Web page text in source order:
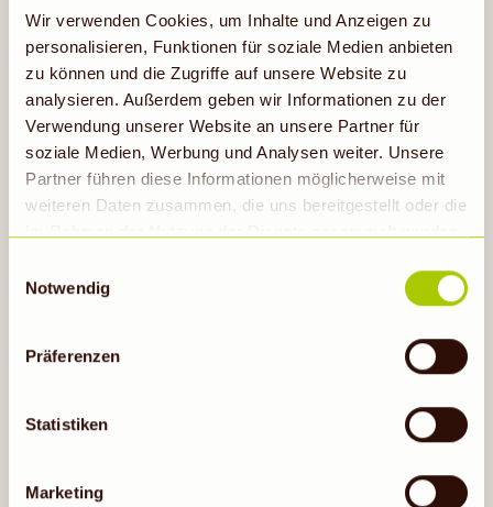
Wir verwenden Cookies, um Inhalte und Anzeigen zu
personalisieren, Funktionen für soziale Medien anbieten
zu können und die Zugriffe auf unsere Website zu
analysieren. Außerdem geben wir Informationen zu der
Verwendung unserer Website an unsere Partner für
soziale Medien, Werbung und Analysen weiter. Unsere
Partner führen diese Informationen möglicherweise mit
weiteren Daten zusammen, die uns bereitgestellt oder die
erhobenen Daten in den USA durch Google: Unsere
Informationen hierzu findest du unter Datenschutz. Indem
auf „Cookies zulassen“ geklickt bzw. statistische
1 S. 1 lit a DS-GVO eingewilligt, dass die Daten in den
EU-Standards unzureichendem Datenschutzniveau
Notwendig
Präferenzen
Statistiken
Marketing
AKTUELLE ANGEBOTE
In deinem Denns BioMarkt Kassel gültig bis